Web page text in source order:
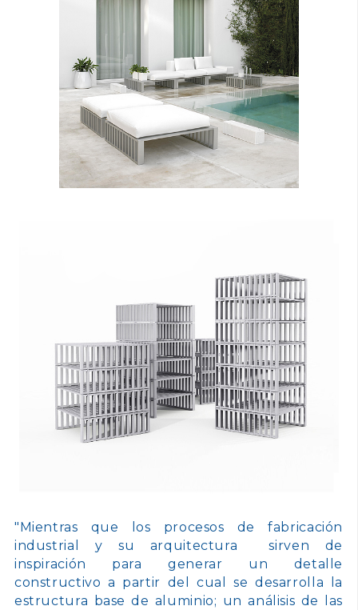
"Mientras que los procesos de fabricación
industrial y su arquitectura sirven de
inspiración para generar un detalle
constructivo a partir del cual se desarrolla la
estructura base de aluminio; un análisis de las